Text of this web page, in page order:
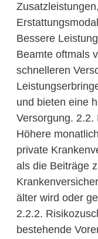
Bessere
Beamte oftmals
schnelleren
und bieten eine
Versorgung. 2.2.
Höhere
private
als die Beiträge
älter wird oder
2.2.2.
bestehende